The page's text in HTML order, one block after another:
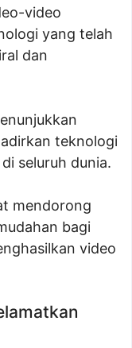
video
yang telah
dan
teknologi
seluruh dunia.
mendorong
bagi
video